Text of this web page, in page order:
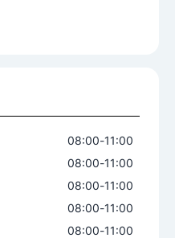
08:00-11:00
08:00-11:00
08:00-11:00
08:00-11:00
08:00-11:00